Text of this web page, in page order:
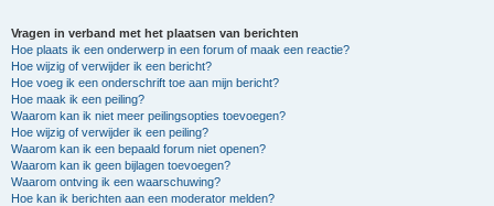
Vragen in verband met het plaatsen van berichten
Hoe plaats ik een onderwerp in een forum of maak een reactie?
Hoe wijzig of verwijder ik een bericht?
Hoe voeg ik een onderschrift toe aan mijn bericht?
Hoe maak ik een peiling?
Waarom kan ik niet meer peilingsopties toevoegen?
Hoe wijzig of verwijder ik een peiling?
Waarom kan ik een bepaald forum niet openen?
Waarom kan ik geen bijlagen toevoegen?
Waarom ontving ik een waarschuwing?
Hoe kan ik berichten aan een moderator melden?